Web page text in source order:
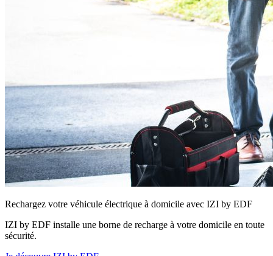
Rechargez votre véhicule électrique à domicile avec IZI by EDF
IZI by EDF installe une borne de recharge à votre domicile en toute
sécurité.